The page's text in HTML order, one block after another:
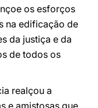
os esforços
na edificação de
da justiça e da
de todos os
realçou a
e amistosas que